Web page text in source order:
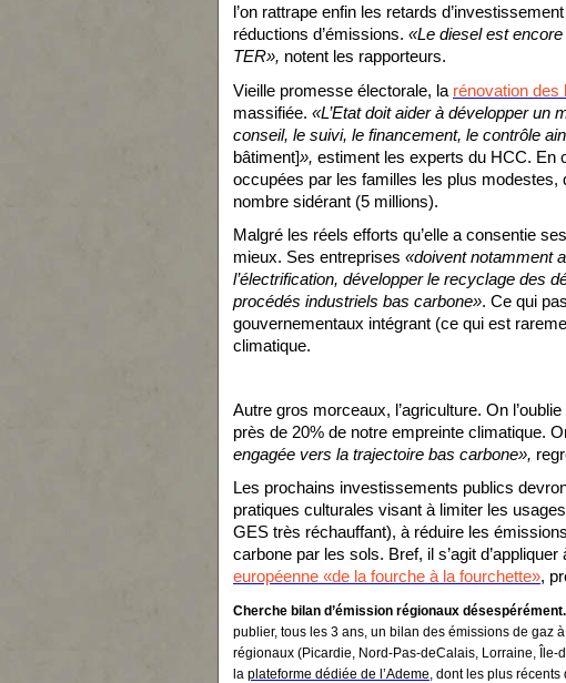
l’on rattrape enfin les retards
réductions d’émissions. «Le diesel est
TER», notent les rapporteurs.
Vieille promesse électorale, la rénovation des
massifiée. «L’Etat doit aider à développer un
conseil, le suivi, le financement, le contrôle
bâtiment]», estiment les experts du HCC. En
occupées par les familles les plus modestes,
nombre sidérant (5 millions).
Malgré les réels efforts qu’elle a consentie
mieux. Ses entreprises «doivent notamment
l’électrification, développer le recyclage des
procédés industriels bas carbone». Ce qui
gouvernementaux intégrant (ce qui est
climatique.
Autre gros morceaux, l’agriculture. On
près de 20% de notre empreinte climatique.
engagée vers la trajectoire bas carbone»,
Les prochains investissements publics
pratiques culturales visant à limiter les
GES très réchauffant), à réduire les
carbone par les sols. Bref, il s’agit
européenne «de la fourche à la fourchette»,
Cherche bilan d’émission régionaux désespérément.
publier, tous les 3 ans, un bilan des émissions de gaz
régionaux (Picardie, Nord-Pas-deCalais, Lorraine, Île-
la plateforme dédiée de l’Ademe, dont les plus